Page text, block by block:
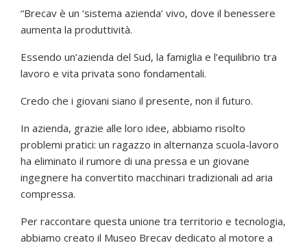
“Brecav è un ‘sistema azienda’ vivo, dove il benessere
aumenta la produttività.
Essendo un’azienda del Sud, la famiglia e l’equilibrio tra
lavoro e vita privata sono fondamentali.
Credo che i giovani siano il presente, non il futuro.
In azienda, grazie alle loro idee, abbiamo risolto
problemi pratici: un ragazzo in alternanza scuola-lavoro
ha eliminato il rumore di una pressa e un giovane
ingegnere ha convertito macchinari tradizionali ad aria
compressa.
Per raccontare questa unione tra territorio e tecnologia,
abbiamo creato il Museo Brecav dedicato al motore a